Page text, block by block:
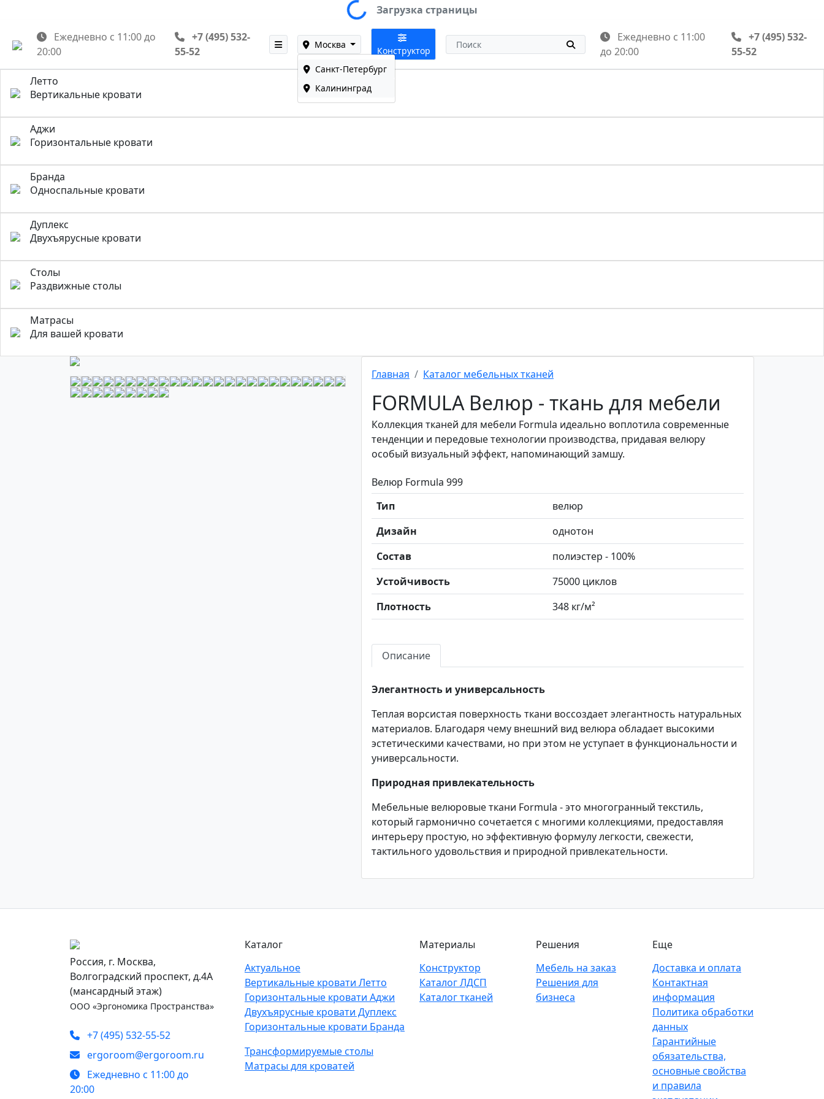
Loading...
Загрузка страницы
Ежедневно с 11:00 до
20:00
+7 (495) 532-
55-52
Москва
Санкт-Петербург
Калининград
Конструктор
Ежедневно с 11:00
до 20:00
+7 (495) 532-
55-52
Летто
Вертикальные кровати
Аджи
Горизонтальные кровати
Бранда
Односпальные кровати
Дуплекс
Двухъярусные кровати
Столы
Раздвижные столы
Матрасы
Для вашей кровати
Главная Каталог мебельных тканей
FORMULA Велюр - ткань для мебели
Коллекция тканей для мебели Formula идеально воплотила современные
тенденции и передовые технологии производства, придавая велюру
особый визуальный эффект, напоминающий замшу.
Велюр Formula 999
Тип
велюр
Дизайн
однотон
Состав
полиэстер - 100%
Устойчивость
75000 циклов
Плотность
348 кг/м²
Описание
Элегантность и универсальность
Теплая ворсистая поверхность ткани воссоздает элегантность натуральных
материалов. Благодаря чему внешний вид велюра обладает высокими
эстетическими качествами, но при этом не уступает в функциональности и
универсальности.
Природная привлекательность
Мебельные велюровые ткани Formula - это многогранный текстиль,
который гармонично сочетается с многими коллекциями, предоставляя
интерьеру простую, но эффективную формулу легкости, свежести,
тактильного удовольствия и природной привлекательности.
Россия, г. Москва,
Волгоградский проспект, д.4А
(мансардный этаж)
ООО «Эргономика Пространства»
+7 (495) 532-55-52
ergoroom@ergoroom.ru
Ежедневно с 11:00 до
20:00
Каталог
Актуальное
Вертикальные кровати Летто
Горизонтальные кровати Аджи
Двухъярусные кровати Дуплекс
Горизонтальные кровати Бранда
Трансформируемые столы
Матрасы для кроватей
Материалы
Конструктор
Каталог ЛДСП
Каталог тканей
Решения
Мебель на заказ
Решения для
бизнеса
Еще
Доставка и оплата
Контактная
информация
Политика обработки
данных
Гарантийные
обязательства,
основные свойства
и правила